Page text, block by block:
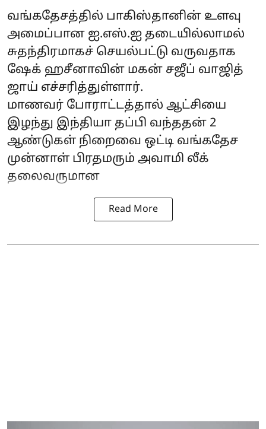
வங்கதேசத்தில் பாகிஸ்தானின் உளவு
அமைப்பான ஐ.எஸ்.ஐ தடையில்லாமல்
சுதந்திரமாகச் செயல்பட்டு வருவதாக
ஷேக் ஹசீனாவின் மகன் சஜீப் வாஜித்
ஜாய் எச்சரித்துள்ளார்.
மாணவர் போராட்டத்தால் ஆட்சியை
இழந்து இந்தியா தப்பி வந்ததன் 2
ஆண்டுகள் நிறைவை ஒட்டி வங்கதேச
முன்னாள் பிரதமரும் அவாமி லீக்
தலைவருமான
Read More